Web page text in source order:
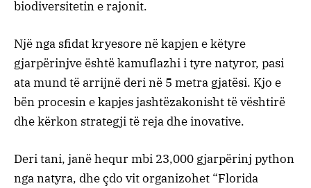
biodiversitetin e rajonit.
Një nga sfidat kryesore në kapjen e këtyre
gjarpërinjve është kamuflazhi i tyre natyror, pasi
ata mund të arrijnë deri në 5 metra gjatësi. Kjo e
bën procesin e kapjes jashtëzakonisht të vështirë
dhe kërkon strategji të reja dhe inovative.
Deri tani, janë hequr mbi 23,000 gjarpërinj python
nga natyra, dhe çdo vit organizohet “Florida